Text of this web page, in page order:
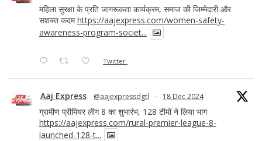
महिला सुरक्षा के प्रति जागरूकता कार्यक्रम, समाज की जिम्मेदारी और
सशक्त कदमhttps://aajexpress.com/women-safety-
awareness-program-societ...
Twitter
Aaj Express @aajexpressdgtl · 18 Dec 2024
ग्रामीण प्रीमियर लीग 8 का शुभारंभ, 128 टीमों ने लिया भाग
https://aajexpress.com/rural-premier-league-8-
launched-128-t...